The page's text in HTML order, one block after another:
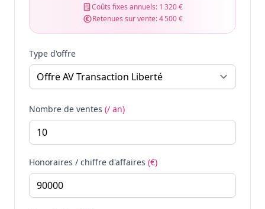
Coûts fixes annuels: 1 320 €
Retenues sur vente:4 500 €
Type d'offre
Nombre de ventes (/ an)
Honoraires / chiffre d'affaires (€)